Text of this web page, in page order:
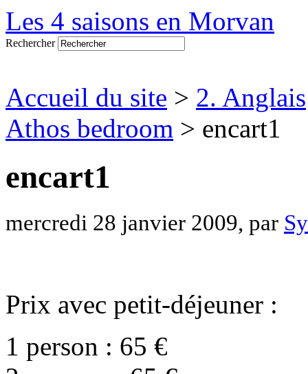
Les 4 saisons en Morvan
Rechercher
Accueil du site > 2. Anglais
Athos bedroom > encart1
encart1
mercredi 28 janvier 2009, par
Prix avec petit-déjeuner :
1 person : 65 €